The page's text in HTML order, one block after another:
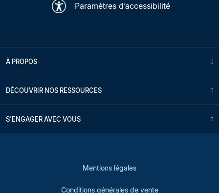
Paramètres d’accessibilité
À PROPOS
DÉCOUVRIR NOS RESSOURCES
S'ENGAGER AVEC VOUS
Mentions légales
Conditions générales de vente